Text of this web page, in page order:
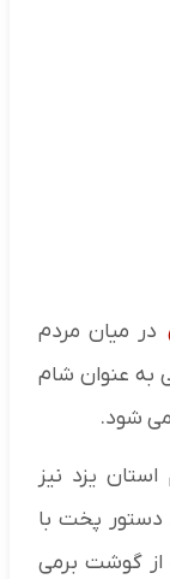
در میان مردم
به عنوان شام
می شود.
یزد نیز
دستور پخت با
گوشت برمی